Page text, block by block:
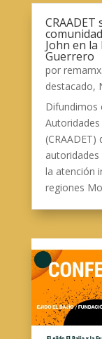
John en
Guerrero
por
destacado,
Difundimos
la atención
regiones